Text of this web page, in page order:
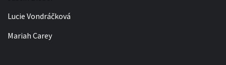
Lucie Vondráčková
Mariah Carey